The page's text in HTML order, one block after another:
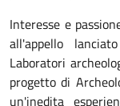
Interesse e
all'appello
Laboratori
progetto di
un'inedita